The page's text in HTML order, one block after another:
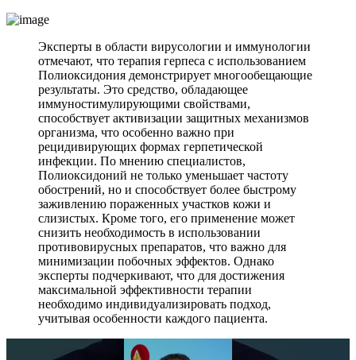
Эксперты в области вирусологии и иммунологии
отмечают, что терапия герпеса с использованием
Полиоксидония демонстрирует многообещающие
результаты. Это средство, обладающее
иммуностимулирующими свойствами,
способствует активизации защитных механизмов
организма, что особенно важно при
рецидивирующих формах герпетической
инфекции. По мнению специалистов,
Полиоксидоний не только уменьшает частоту
обострений, но и способствует более быстрому
заживлению пораженных участков кожи и
слизистых. Кроме того, его применение может
снизить необходимость в использовании
противовирусных препаратов, что важно для
минимизации побочных эффектов. Однако
эксперты подчеркивают, что для достижения
максимальной эффективности терапии
необходимо индивидуализировать подход,
учитывая особенности каждого пациента.